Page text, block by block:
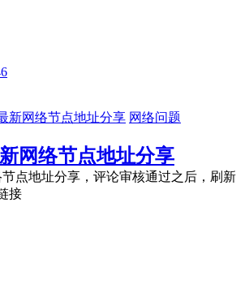
网络问题
网络节点地址分享
节点地址分享，评论审核通过之后，刷新
接